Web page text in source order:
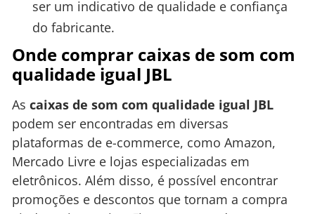
ser um indicativo de qualidade e confiança
do fabricante.
Onde comprar caixas de som com
qualidade igual JBL
As caixas de som com qualidade igual JBL
podem ser encontradas em diversas
plataformas de e-commerce, como Amazon,
Mercado Livre e lojas especializadas em
eletrônicos. Além disso, é possível encontrar
promoções e descontos que tornam a compra